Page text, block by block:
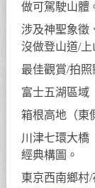
做可駕駛山體
涉及神聖象徵
沒做登山道/上
最佳觀賞/拍照
富士五湖區域
箱根高地（東
川津七環大橋
經典構圖。
東京西南鄉村